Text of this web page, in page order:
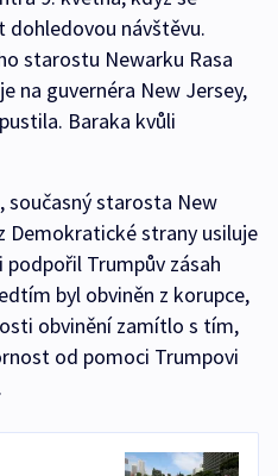
dohledovou návštěvu.
starostu Newarku Rasa
na guvernéra New Jersey,
Baraka kvůli
současný starosta New
Demokratické strany usiluje
Trumpův zásah
byl obviněn z korupce,
obvinění zamítlo s tím,
od pomoci Trumpovi